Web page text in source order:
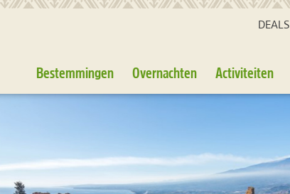
DEALS
Bestemmingen Overnachten Activiteiten